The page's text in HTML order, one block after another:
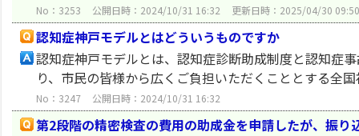
No：3253 公開日時：2024/10/31 16:32 更新日時：2025/04/30 09:50
認知症神戸モデルとはどういうものですか
認知症神戸モデルとは、認知症診断助成制度と認知症
り、市民の皆様から広くご負担いただくこととする全
No：3247 公開日時：2024/10/31 16:32
第2段階の精密検査の費用の助成金を申請したが、振